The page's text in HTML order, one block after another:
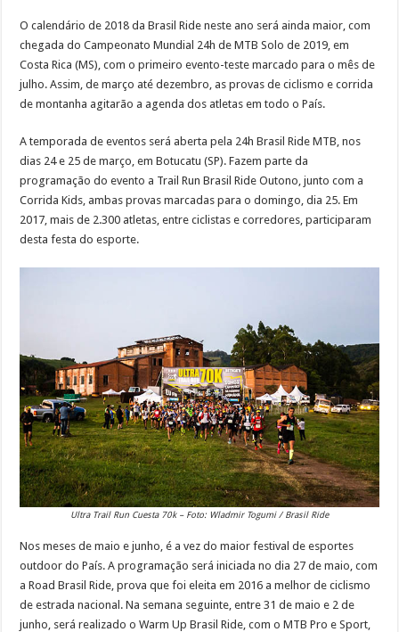
O calendário de 2018 da Brasil Ride neste ano será ainda maior, com
chegada do Campeonato Mundial 24h de MTB Solo de 2019, em
Costa Rica (MS), com o primeiro evento-teste marcado para o mês de
julho. Assim, de março até dezembro, as provas de ciclismo e corrida
de montanha agitarão a agenda dos atletas em todo o País.
A temporada de eventos será aberta pela 24h Brasil Ride MTB, nos
dias 24 e 25 de março, em Botucatu (SP). Fazem parte da
programação do evento a Trail Run Brasil Ride Outono, junto com a
Corrida Kids, ambas provas marcadas para o domingo, dia 25. Em
2017, mais de 2.300 atletas, entre ciclistas e corredores, participaram
desta festa do esporte.
Ultra Trail Run Cuesta 70k – Foto: Wladmir Togumi / Brasil Ride
Nos meses de maio e junho, é a vez do maior festival de esportes
outdoor do País. A programação será iniciada no dia 27 de maio, com
a Road Brasil Ride, prova que foi eleita em 2016 a melhor de ciclismo
de estrada nacional. Na semana seguinte, entre 31 de maio e 2 de
junho, será realizado o Warm Up Brasil Ride, com o MTB Pro e Sport,